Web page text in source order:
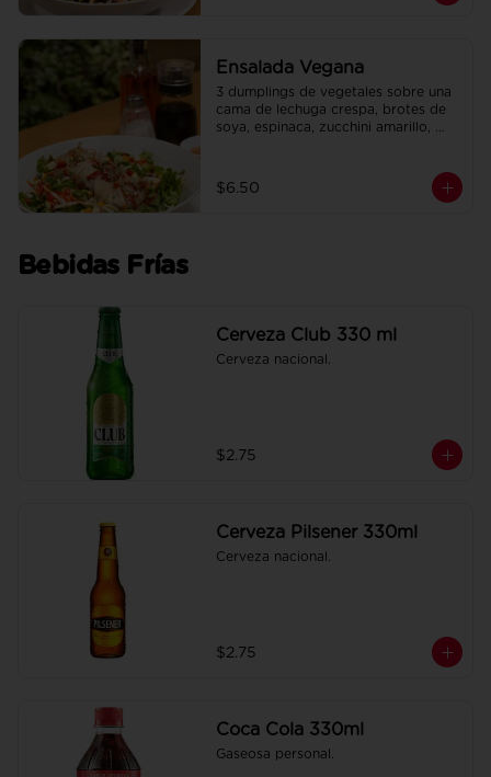
Ensalada Vegana
3 dumplings de vegetales sobre una
cama de lechuga crespa, brotes de
soya, espinaca, zucchini amarillo,
$6.50
Bebidas Frías
Cerveza Club 330 ml
Cerveza nacional.
$2.75
Cerveza Pilsener 330ml
Cerveza nacional.
$2.75
Coca Cola 330ml
Gaseosa personal.